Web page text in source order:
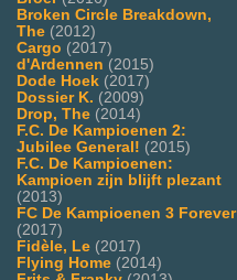
Broken Circle Breakdown,
The (2012)
Cargo (2017)
d'Ardennen (2015)
Dode Hoek (2017)
Dossier K. (2009)
Drop, The (2014)
F.C. De Kampioenen 2:
Jubilee General! (2015)
F.C. De Kampioenen:
Kampioen zijn blijft plezant
(2013)
FC De Kampioenen 3 Forever
(2017)
Fidèle, Le (2017)
Flying Home (2014)